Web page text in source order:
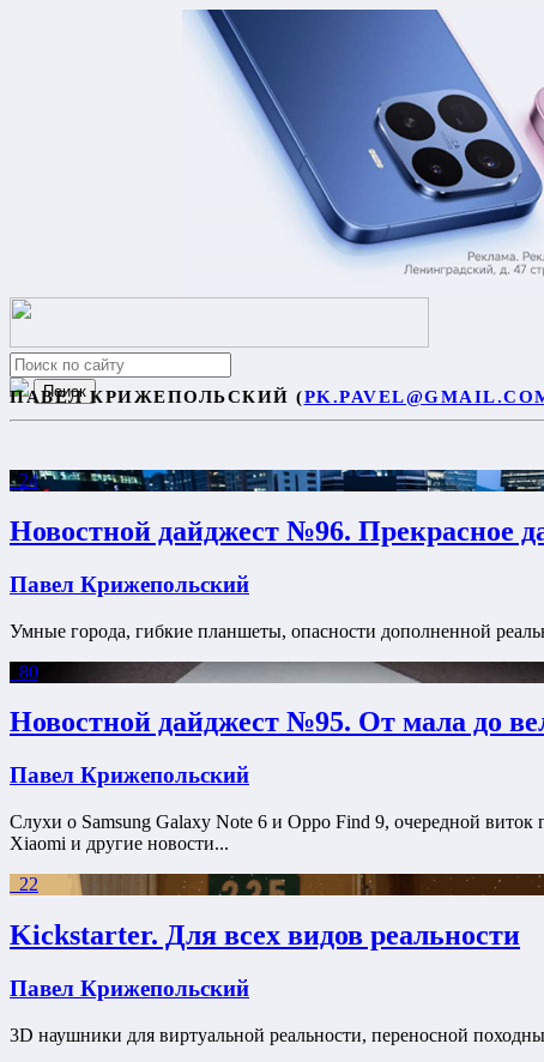
ПАВЕЛ КРИЖЕПОЛЬСКИЙ (
24
Новостной дайджест №96. Прекрасное
Павел Крижепольский
Умные города, гибкие планшеты, опасности дополненной
80
Новостной дайджест №95. От мала до
Павел Крижепольский
Слухи о Samsung Galaxy Note 6 и Oppo Find 9, очередной
Xiaomi и другие новости...
22
Kickstarter. Для всех видов реальности
Павел Крижепольский
3D наушники для виртуальной реальности, переносной